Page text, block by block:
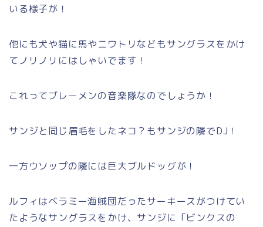
いる様子が！
他にも犬や猫に馬やニワトリなどもサングラスをかけ
てノリノリにはしゃいでます！
これってブレーメンの音楽隊なのでしょうか！
サンジと同じ眉毛をしたネコ？もサンジの隣でDJ！
一方ウソップの隣には巨大ブルドッグが！
ルフィはベラミー海賊団だったサーキースがつけてい
たようなサングラスをかけ、サンジに「ビンクスの